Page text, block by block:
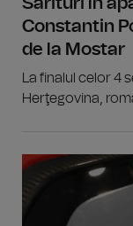
Sărituri în
Constantin
de la Mostar
La finalul celor 4
Herţegovina,